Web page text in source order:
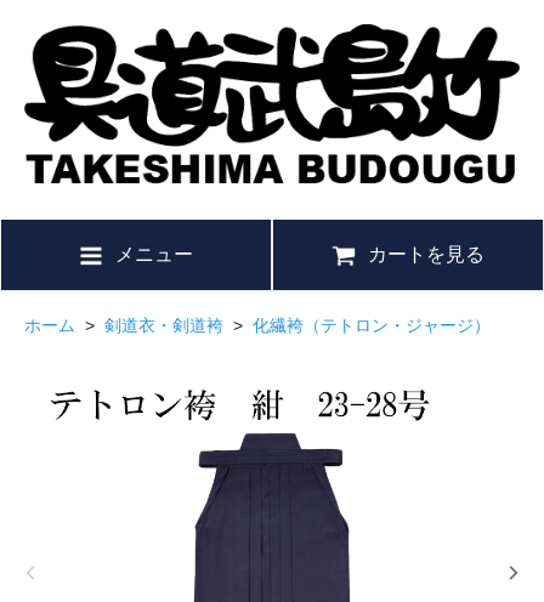
メニュー カートを見る
ホーム > 剣道衣・剣道袴 > 化繊袴（テトロン・ジャージ）